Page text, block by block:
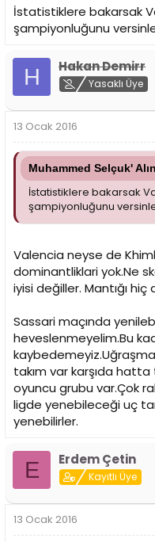
İstatistiklere bakarsak
şampiyonluğunu
H Hakan Demirr
Yasaklı Üye
13 Ocak 2016
Muhammed Selçuk'
İstatistiklere bakarsak
şampiyonluğunu
Valencia neyse de
dominantliklari yok.Ne
iyisi değiller. Mantığı hiç
Sassari maçında
heveslenmeyelim.Bu
takım var karşıda hatta
oyuncu grubu var.Çok
ligde yenebileceği uç
yenebilirler.
E Erdem Çetin
Kayıtlı Üye
13 Ocak 2016